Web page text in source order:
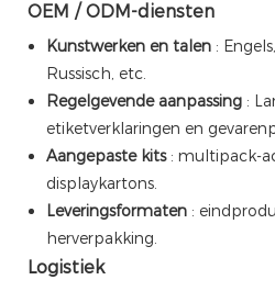
OEM / ODM-diensten
Kunstwerken en talen:
Russisch, etc.
Regelgevende aanpassing:
etiketverklaringen en
Aangepaste kits: multipack-
displaykartons.
Leveringsformaten:
herverpakking.
Logistiek